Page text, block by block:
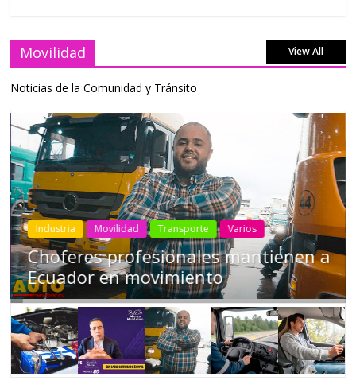
Movilidad View All
Noticias de la Comunidad y Tránsito
Industria Movilidad Transporte Varios
Conducir cansado puede ser tan
peligroso como manejar ‘tomado’